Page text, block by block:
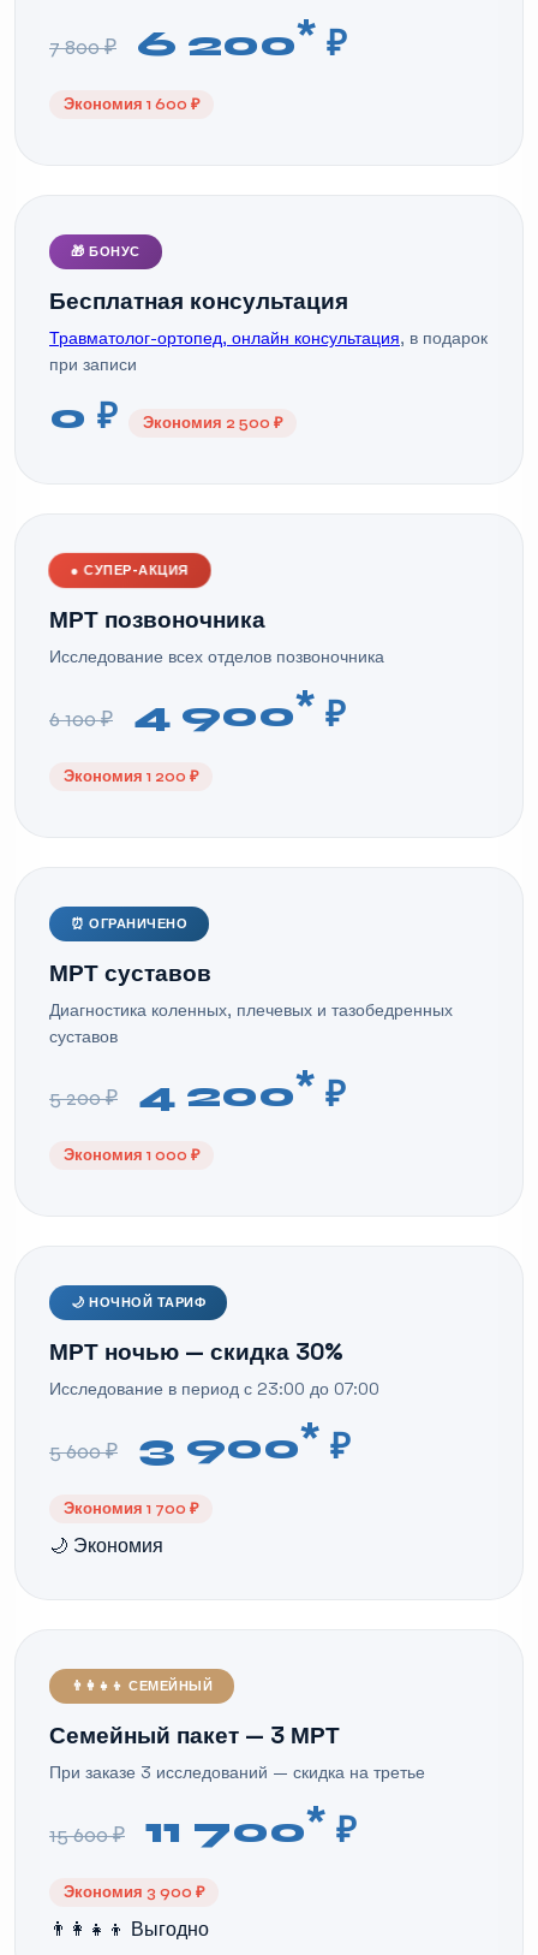
7 800 ₽ 6 200* ₽
Экономия 1 600 ₽
🎁 БОНУС
Бесплатная консультация
Травматолог-ортопед, онлайн консультация, в подарок
при записи
0 ₽ Экономия 2 500 ₽
● СУПЕР-АКЦИЯ
МРТ позвоночника
Исследование всех отделов позвоночника
6 100 ₽ 4 900* ₽
Экономия 1 200 ₽
⏰ ОГРАНИЧЕНО
МРТ суставов
Диагностика коленных, плечевых и тазобедренных
суставов
5 200 ₽ 4 200* ₽
Экономия 1 000 ₽
🌙 НОЧНОЙ ТАРИФ
МРТ ночью — скидка 30%
Исследование в период с 23:00 до 07:00
5 600 ₽ 3 900* ₽
Экономия 1 700 ₽
🌙 Экономия
👨‍👩‍👧‍👦 СЕМЕЙНЫЙ
Семейный пакет — 3 МРТ
При заказе 3 исследований — скидка на третье
15 600 ₽ 11 700* ₽
Экономия 3 900 ₽
👨‍👩‍👧‍👦 Выгодно